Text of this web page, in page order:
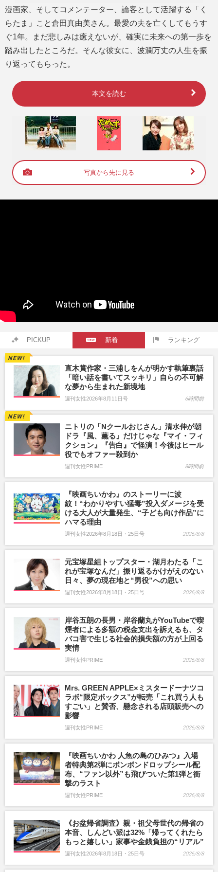
漫画家、そしてコメンテーター、論客として活躍する「く
らたま」こと倉田真由美さん。最愛の夫を亡くしてもうす
ぐ1年。まだ悲しみは癒えないが、確実に未来への第一歩を
踏み出したところだ。そんな彼女に、波瀾万丈の人生を振
り返ってもらった。
本文を読む
写真から先に見る
PICKUP 新着 ランキング
直木賞作家・三浦しをんが明かす執筆裏話
「暗い話を書いてスッキリ」自らの不可解
な夢から生まれた新境地
週刊女性2026年8月11日号 6時間前
ニトリの「Nクールおじさん」清水伸が朝
ドラ『風、薫る』だけじゃな『マイ・フィ
クション』『告白』で怪演！今後はヒール
役でもオファー殺到か
週刊女性PRIME 8時間前
『映画ちいかわ』のストーリーに波
紋！“わかりやすい猛毒”投入ダメージを受
ける大人が大量発生、“子ども向け作品”に
ハマる理由
週刊女性2026年8月18日・25日号 2026/8/8
元宝塚星組トップスター・湖月わたる「こ
れが宝塚なんだ」振り返るかけがえのない
日々、夢の現在地と“男役”への思い
週刊女性2026年8月18日・25日号 2026/8/8
岸谷五朗の長男・岸谷蘭丸がYouTubeで喫
煙者による多額の税金支出を訴えるも、タ
バコ害で生じる社会的損失額の方が上回る
実情
週刊女性PRIME 2026/8/8
Mrs. GREEN APPLE×ミスタードーナツコ
ラボ“限定ボックス”が転売「これ買う人も
すごい」と賛否、懸念される店頭販売への
影響
週刊女性PRIME 2026/8/8
『映画ちいかわ 人魚の島のひみつ』入場
者特典第2弾にボンボンドロップシール配
布、“ファン以外”も飛びついた第1弾と衝
撃のラスト
週刊女性PRIME 2026/8/8
《お盆帰省調査》親・祖父母世代の帰省の
本音、しんどい派は32%「帰ってくれたら
もっと嬉しい」家事や金銭負担の“リアル”
週刊女性2026年8月18日・25日号 2026/8/8